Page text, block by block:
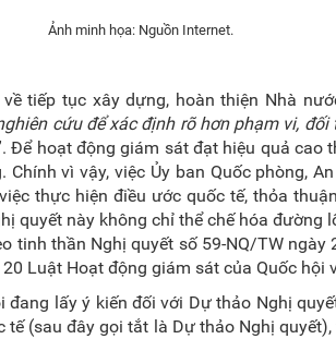
Ảnh minh họa: Nguồn Internet.
tiếp tục xây dựng, hoàn thiện Nhà
cứu để xác định rõ hơn phạm vi,
Để hoạt động giám sát đạt hiệu quả cao
Chính vì vậy, việc Ủy ban Quốc phòng,
thực hiện điều ước quốc tế, thỏa
quyết này không chỉ thể chế hóa đường
tinh thần Nghị quyết số 59-NQ/TW
Luật Hoạt động giám sát của Quốc hội
đang lấy ý kiến đối với Dự thảo Nghị
tế (sau đây gọi tắt là Dự thảo Nghị